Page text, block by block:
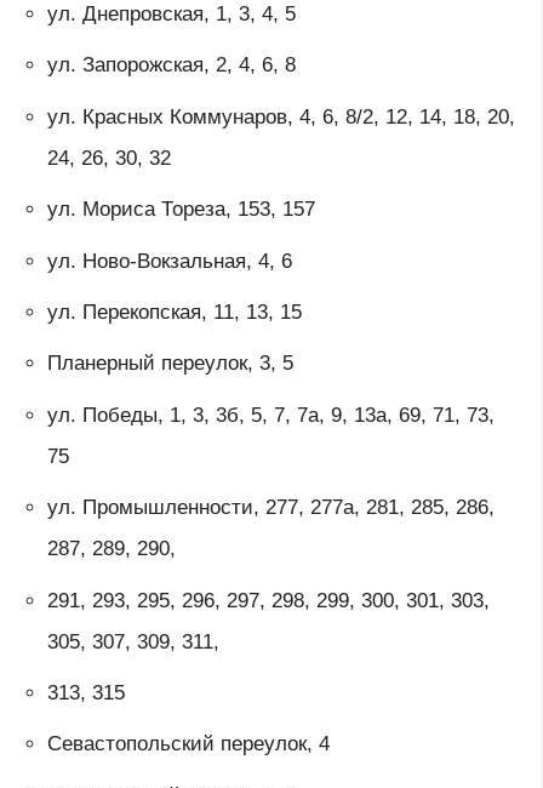
ул. Днепровская, 1, 3, 4, 5
ул. Запорожская, 2, 4, 6, 8
ул. Красных Коммунаров, 4, 6, 8/2, 12, 14, 18, 20,
24, 26, 30, 32
ул. Мориса Тореза, 153, 157
ул. Ново-Вокзальная, 4, 6
ул. Перекопская, 11, 13, 15
Планерный переулок, 3, 5
ул. Победы, 1, 3, 3б, 5, 7, 7а, 9, 13а, 69, 71, 73,
75
ул. Промышленности, 277, 277а, 281, 285, 286,
287, 289, 290,
291, 293, 295, 296, 297, 298, 299, 300, 301, 303,
305, 307, 309, 311,
313, 315
Севастопольский переулок, 4